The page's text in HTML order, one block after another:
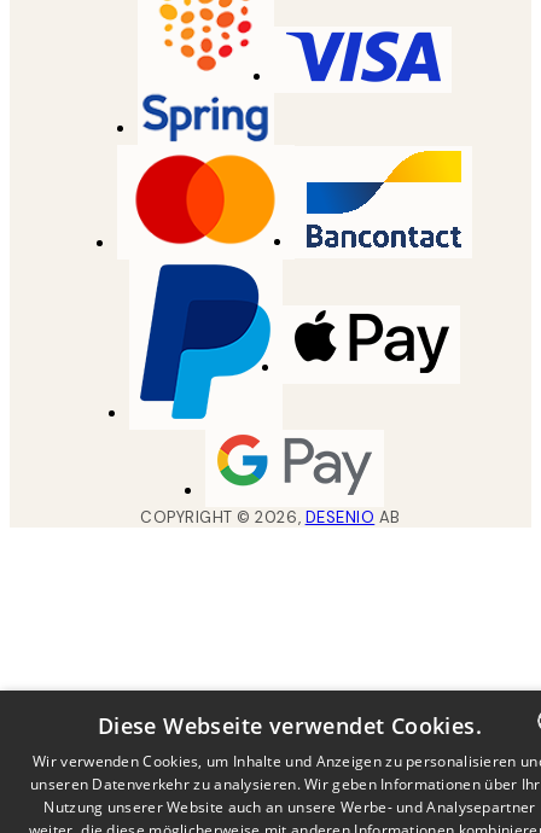
COPYRIGHT ©2026, DESENIO AB
DUTCH
FRENCH
Diese Webseite verwendet Cookies.
Wir verwenden Cookies, um Inhalte und Anzeigen zu personalisieren
unseren Datenverkehr zu analysieren. Wir geben Informationen über
Nutzung unserer Website auch an unsere Werbe- und Analysepartner